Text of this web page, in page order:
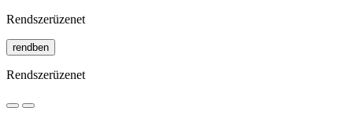
Rendszerüzenet
rendben
Rendszerüzenet